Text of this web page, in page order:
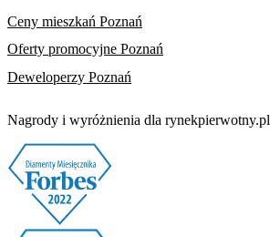
Ceny mieszkań Poznań
Oferty promocyjne Poznań
Deweloperzy Poznań
Nagrody i wyróżnienia dla rynekpierwotny.pl